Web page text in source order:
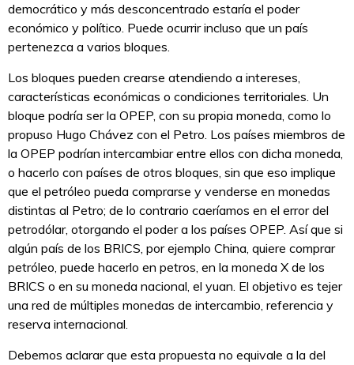
democrático y más desconcentrado estaría el poder
económico y político. Puede ocurrir incluso que un país
pertenezca a varios bloques.
Los bloques pueden crearse atendiendo a intereses,
características económicas o condiciones territoriales. Un
bloque podría ser la OPEP, con su propia moneda, como lo
propuso Hugo Chávez con el Petro. Los países miembros de
la OPEP podrían intercambiar entre ellos con dicha moneda,
o hacerlo con países de otros bloques, sin que eso implique
que el petróleo pueda comprarse y venderse en monedas
distintas al Petro; de lo contrario caeríamos en el error del
petrodólar, otorgando el poder a los países OPEP. Así que si
algún país de los BRICS, por ejemplo China, quiere comprar
petróleo, puede hacerlo en petros, en la moneda X de los
BRICS o en su moneda nacional, el yuan. El objetivo es tejer
una red de múltiples monedas de intercambio, referencia y
reserva internacional.
Debemos aclarar que esta propuesta no equivale a la del